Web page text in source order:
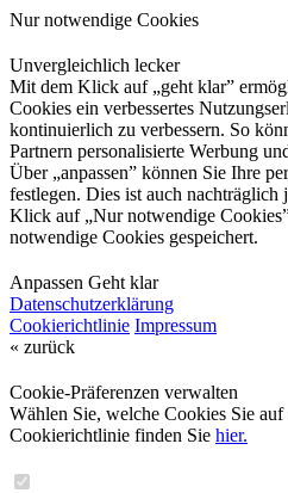
Nur notwendige Cookies
Unvergleichlich lecker
Mit dem Klick auf „geht klar”
Cookies ein verbessertes
kontinuierlich zu verbessern. So
Partnern personalisierte Werbung
Über „anpassen” können Sie Ihre
festlegen. Dies ist auch
Klick auf „Nur notwendige
notwendige Cookies gespeichert.
Anpassen Geht klar
Datenschutzerklärung
Cookierichtlinie Impressum
« zurück
Cookie-Präferenzen verwalten
Wählen Sie, welche Cookies Sie
Cookierichtlinie finden Sie hier.